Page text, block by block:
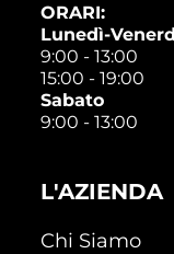
ORARI:
Lunedì-
9:00 - 13:00
15:00 - 19:00
Sabato
9:00 - 13:00
L'AZIENDA
Chi Siamo